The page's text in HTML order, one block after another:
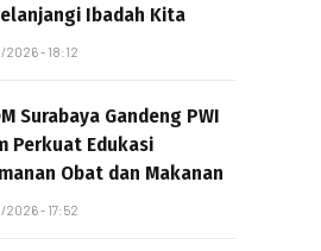
Ibadah Kita
- 18:12
Surabaya Gandeng PWI
Perkuat Edukasi
Obat dan Makanan
- 17:52